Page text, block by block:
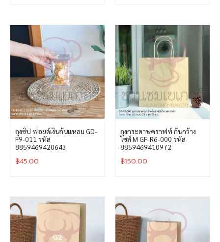
ถุงซิป ฟอยด์เงินก้นแหลม GD-
F9-011 รหัส
8859469420643
฿45.00
ถุงกระดาษคราฟท์ ก้นกว้าง
ไซส์ M GF-R6-000 รหัส
8859469410972
฿150.00